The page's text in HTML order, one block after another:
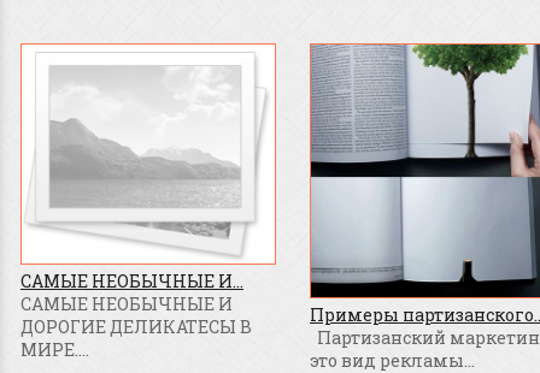
САМЫЕ НЕОБЫЧНЫЕ И...
САМЫЕ НЕОБЫЧНЫЕ И
ДОРОГИЕ ДЕЛИКАТЕСЫ В
МИРЕ....
Примеры
Партизанский
это вид рекламы...